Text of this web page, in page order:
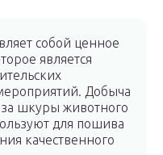
собой ценное
является
Добыча
шкуры животного
для пошива
качественного